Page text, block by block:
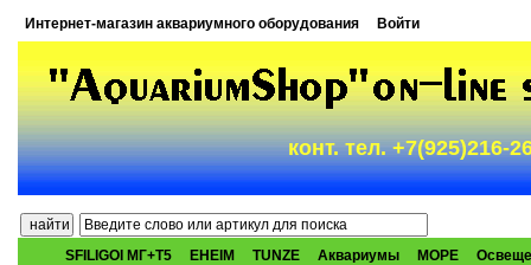
Интернет-магазин аквариумного оборудования Войти
конт. тел. +7(925)216-
SFILIGOI МГ+Т5 EHEIM TUNZE Аквариумы МОРЕ